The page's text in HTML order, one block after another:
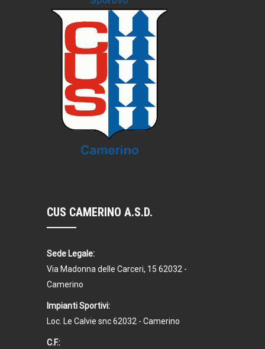
CUS CAMERINO A.S.D.
Sede Legale:
Via Madonna delle Carceri, 15 62032 -
Camerino
Impianti Sportivi:
Loc. Le Calvie snc 62032 - Camerino
C.F.: